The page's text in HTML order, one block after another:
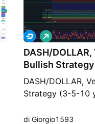
DASH/
Bullish
years)
DASH/DOLLAR,
Strategy (3-5-10
PRICE (12/12/
L
o
n
g
di Giorgio1593